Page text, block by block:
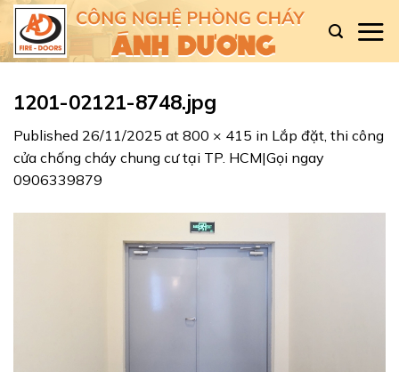
Skip
content
1201-02121-8748.jpg
Published 26/11/2025 at 800 × 415 in Lắp đặt, thi công
cửa chống cháy chung cư tại TP. HCM|Gọi ngay
0906339879